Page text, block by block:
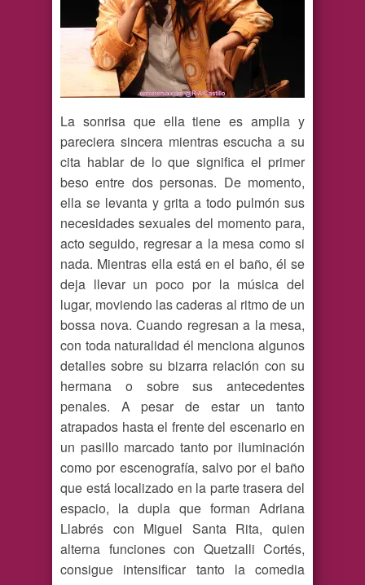
La sonrisa que ella tiene es amplia y
pareciera sincera mientras escucha a su
cita hablar de lo que significa el primer
beso entre dos personas. De momento,
ella se levanta y grita a todo pulmón sus
necesidades sexuales del momento para,
acto seguido, regresar a la mesa como si
nada. Mientras ella está en el baño, él se
deja llevar un poco por la música del
lugar, moviendo las caderas al ritmo de un
bossa nova. Cuando regresan a la mesa,
con toda naturalidad él menciona algunos
detalles sobre su bizarra relación con su
hermana o sobre sus antecedentes
penales. A pesar de estar un tanto
atrapados hasta el frente del escenario en
un pasillo marcado tanto por iluminación
como por escenografía, salvo por el baño
que está localizado en la parte trasera del
espacio, la dupla que forman Adriana
Llabrés con Miguel Santa Rita, quien
alterna funciones con Quetzalli Cortés,
consigue intensificar tanto la comedia